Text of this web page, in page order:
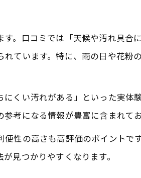
者の満足度と理由
洗車のメリット
洗車の口コミ
洗車口コミの傾向
の定額洗車
ら見る洗い放題の利点
洗車・定額サービス
。口コミでは「天候や汚れ具合
ています。特に、雨の日や花粉
くい汚れがある」といった実体
考になる情報が豊富に含まれて
性の高さも高評価のポイントで
見つかりやすくなります。